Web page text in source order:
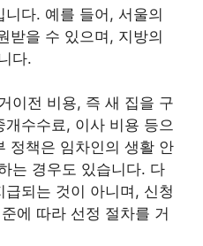
다. 예를 들어, 서울의
받을 수 있으며, 지방의
다.
이전 비용, 즉 새 집을 구
수수료, 이사 비용 등으
정책은 임차인의 생활 안
는 경우도 있습니다. 다
되는 것이 아니며, 신청
에 따라 선정 절차를 거